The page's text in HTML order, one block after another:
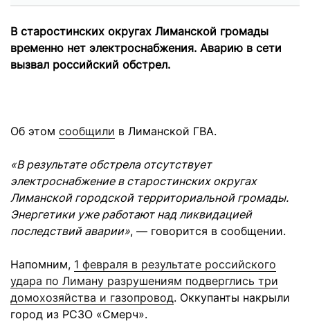
В старостинских округах Лиманской громады
временно нет электроснабжения. Аварию в сети
вызвал российский обстрел.
Об этом сообщили в Лиманской ГВА.
«В результате обстрела отсутствует
электроснабжение в старостинских округах
Лиманской городской территориальной громады.
Энергетики уже работают над ликвидацией
последствий аварии», — говорится в сообщении.
Напомним, 1 февраля в результате российского
удара по Лиману разрушениям подверглись три
домохозяйства и газопровод. Оккупанты накрыли
город из РСЗО «Смерч».